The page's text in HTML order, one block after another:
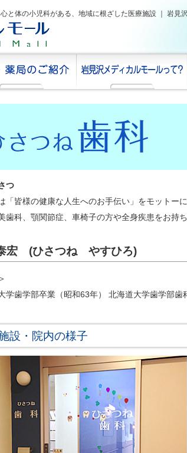
と体の小児科がある、 地域に根ざした医療施設 ｜ 岩見
つ
「皆様の健康な人生へのお手伝い」をモットー
歯科、顎関節症、車椅子の方や全身疾患をお持
宏 (ひさつね やすひろ)
学歯学部卒業（昭和63年） 北海道大学歯学部
設・院内の様子